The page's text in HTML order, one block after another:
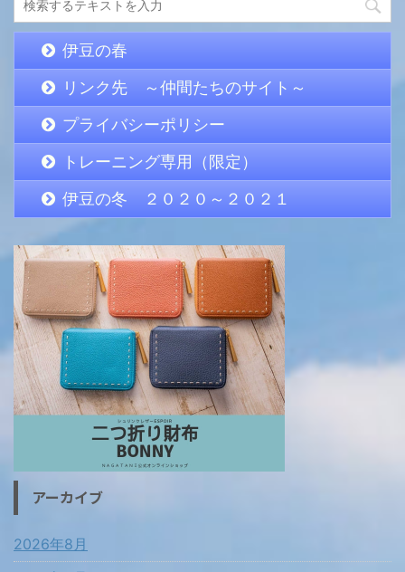
伊豆の春
リンク先 ～仲間たちのサイト～
プライバシーポリシー
トレーニング専用（限定）
伊豆の冬 ２０２０～２０２１
アーカイブ
2026年8月